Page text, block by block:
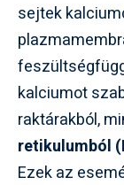
sejtek
kalciumot
raktárakból,
retikulumból
Ezek az